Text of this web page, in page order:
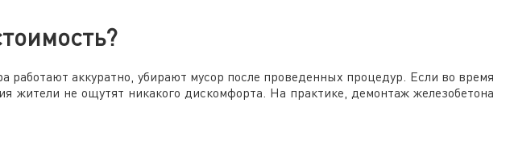
аккуратно, убирают мусор после проведенных процедур. Если во время
жители не ощутят никакого дискомфорта. На практике, демонтаж железобетона